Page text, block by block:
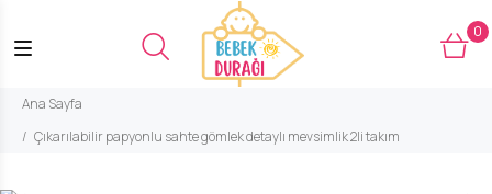
0
Ana Sayfa
Çıkarılabilir papyonlu sahte gömlek detaylı mevsimlik 2li takım